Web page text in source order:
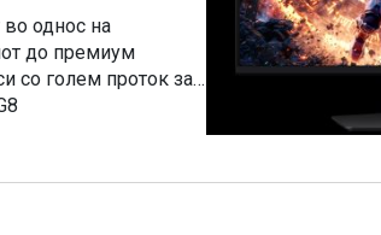
во однос на
до премиум
со голем проток за